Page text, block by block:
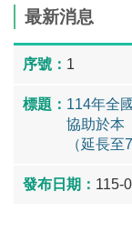
最新消息
1
114年全
協助於本
（延長至
115-